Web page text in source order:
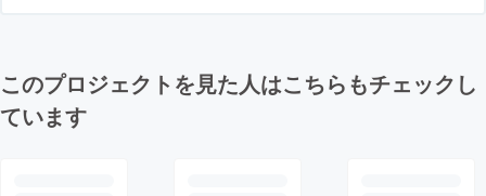
このプロジェクトを見た人はこちらもチェックし
ています